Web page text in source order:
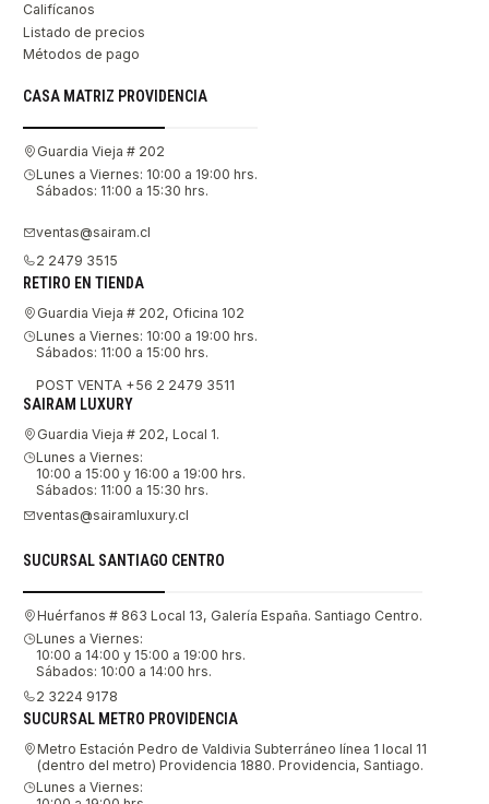
Califícanos
Listado de precios
Métodos de pago
CASA MATRIZ PROVIDENCIA
Guardia Vieja # 202
Lunes a Viernes: 10:00 a 19:00 hrs.
Sábados: 11:00 a 15:30 hrs.
ventas@sairam.cl
2 2479 3515
RETIRO EN TIENDA
Guardia Vieja # 202, Oficina 102
Lunes a Viernes: 10:00 a 19:00 hrs.
Sábados: 11:00 a 15:00 hrs.
POST VENTA +56 2 2479 3511
SAIRAM LUXURY
Guardia Vieja # 202, Local 1.
Lunes a Viernes:
10:00 a 15:00 y 16:00 a 19:00 hrs.
Sábados: 11:00 a 15:30 hrs.
ventas@sairamluxury.cl
SUCURSAL SANTIAGO CENTRO
Huérfanos # 863 Local 13, Galería España. Santiago Centro.
Lunes a Viernes:
10:00 a 14:00 y 15:00 a 19:00 hrs.
Sábados: 10:00 a 14:00 hrs.
2 3224 9178
SUCURSAL METRO PROVIDENCIA
Metro Estación Pedro de Valdivia Subterráneo línea 1 local 11
(dentro del metro) Providencia 1880. Providencia, Santiago.
Lunes a Viernes: